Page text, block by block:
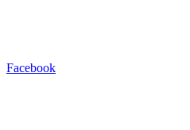
Facebook